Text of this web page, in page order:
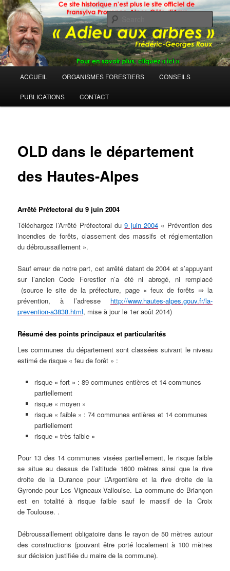
Skip
to
content
ACCUEIL ORGANISMES FORESTIERS CONSEILS
PUBLICATIONS CONTACT
OLD dans le département
des Hautes-Alpes
Arrêté Préfectoral du 9 juin 2004
Téléchargez l’Arrêté Préfectoral du9 juin 2004 « Prévention des
incendies de forêts, classement des massifs et réglementation
du débroussaillement ».
Sauf erreur de notre part, cet arrêté datant de 2004 et s’appuyant
sur l’ancien Code Forestier n’a été ni abrogé, ni remplacé
(source le site de la préfecture, page « feux de forêts ⇒ la
prévention, à l’adresse http://www.hautes-alpes.gouv.fr/la-
prevention-a3838.html, mise à jour le 1er août 2014)
Résumé des points principaux et particularités
Les communes du département sont classées suivant le niveau
estimé de risque « feu de forêt » :
risque « fort » : 89 communes entières et 14 communes
partiellement
risque « moyen »
risque « faible » : 74 communes entières et 14 communes
partiellement
risque « très faible »
Pour 13 des 14 communes visées partiellement, le risque faible
se situe au dessus de l’altitude 1600 mètres ainsi que la rive
droite de la Durance pour L’Argentière et la rive droite de la
Gyronde pour Les Vigneaux-Vallouise. La commune de Briançon
est en totalité à risque faible sauf le massif de la Croix
de Toulouse. .
Débroussaillement obligatoire dans le rayon de 50 mètres autour
des constructions (pouvant être porté localement à 100 mètres
sur décision justifiée du maire de la commune).